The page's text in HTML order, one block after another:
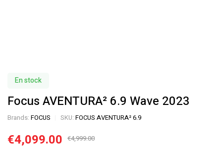
En stock
Focus AVENTURA² 6.9 Wave 2023
Brands: FOCUS SKU: FOCUS AVENTURA² 6.9
€4,999.00
€4,099.00